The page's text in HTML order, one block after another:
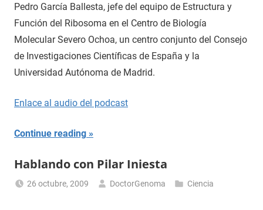
Pedro García Ballesta, jefe del equipo de Estructura y
Función del Ribosoma en el Centro de Biología
Molecular Severo Ochoa, un centro conjunto del Consejo
de Investigaciones Científicas de España y la
Universidad Autónoma de Madrid.
Enlace al audio del podcast
Continue reading
Hablando con Pilar Iniesta
26 octubre, 2009 DoctorGenoma Ciencia